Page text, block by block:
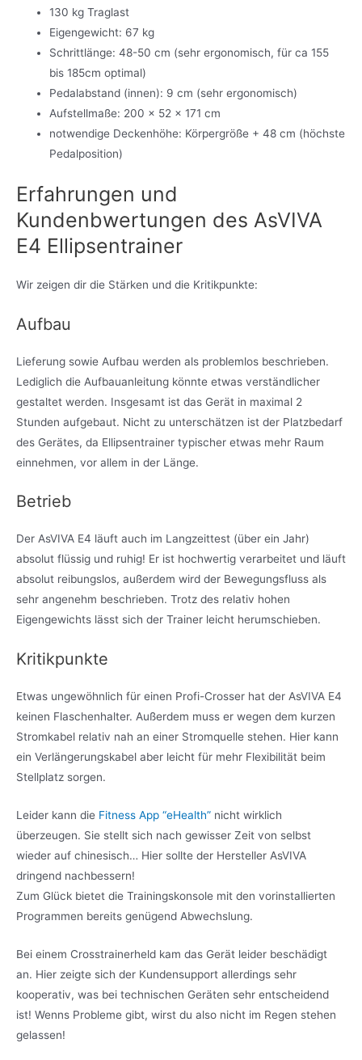
130 kg Traglast
Eigengewicht: 67 kg
Schrittlänge: 48-50 cm (sehr ergonomisch, für ca 155
bis 185cm optimal)
Pedalabstand (innen): 9 cm (sehr ergonomisch)
Aufstellmaße: 200 x 52 x 171 cm
notwendige Deckenhöhe: Körpergröße + 48 cm (höchste
Pedalposition)
Erfahrungen und
Kundenbwertungen des AsVIVA
E4 Ellipsentrainer
Wir zeigen dir die Stärken und die Kritikpunkte:
Aufbau
Lieferung sowie Aufbau werden als problemlos beschrieben.
Lediglich die Aufbauanleitung könnte etwas verständlicher
gestaltet werden. Insgesamt ist das Gerät in maximal 2
Stunden aufgebaut. Nicht zu unterschätzen ist der Platzbedarf
des Gerätes, da Ellipsentrainer typischer etwas mehr Raum
einnehmen, vor allem in der Länge.
Betrieb
Der AsVIVA E4 läuft auch im Langzeittest (über ein Jahr)
absolut flüssig und ruhig! Er ist hochwertig verarbeitet und läuft
absolut reibungslos, außerdem wird der Bewegungsfluss als
sehr angenehm beschrieben. Trotz des relativ hohen
Eigengewichts lässt sich der Trainer leicht herumschieben.
Kritikpunkte
Etwas ungewöhnlich für einen Profi-Crosser hat der AsVIVA E4
keinen Flaschenhalter. Außerdem muss er wegen dem kurzen
Stromkabel relativ nah an einer Stromquelle stehen. Hier kann
ein Verlängerungskabel aber leicht für mehr Flexibilität beim
Stellplatz sorgen.
Leider kann die Fitness App “eHealth” nicht wirklich
überzeugen. Sie stellt sich nach gewisser Zeit von selbst
wieder auf chinesisch… Hier sollte der Hersteller AsVIVA
dringend nachbessern!
Zum Glück bietet die Trainingskonsole mit den vorinstallierten
Programmen bereits genügend Abwechslung.
Bei einem Crosstrainerheld kam das Gerät leider beschädigt
an. Hier zeigte sich der Kundensupport allerdings sehr
kooperativ, was bei technischen Geräten sehr entscheidend
ist! Wenns Probleme gibt, wirst du also nicht im Regen stehen
gelassen!